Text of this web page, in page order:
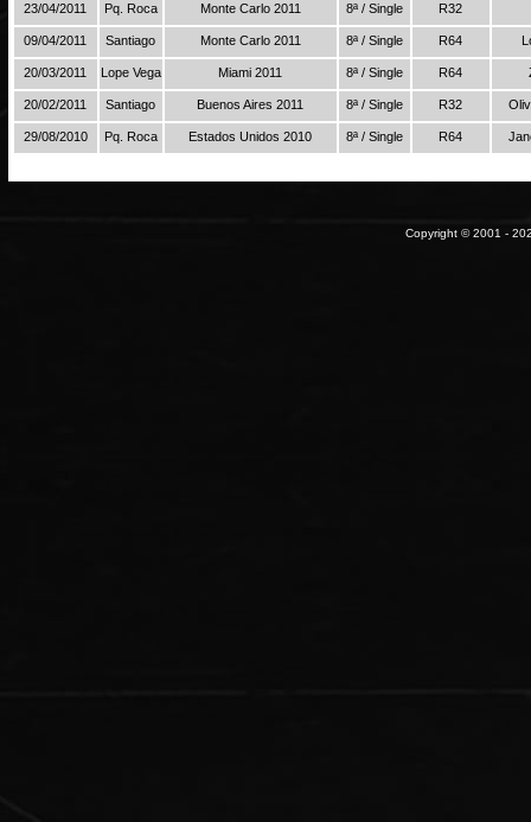
23/04/2011 Pq. Roca Monte Carlo 2011 8ª / Single R32
09/04/2011 Santiago Monte Carlo 2011 8ª / Single R64
20/03/2011 Lope Vega Miami 2011 8ª / Single R64
20/02/2011 Santiago Buenos Aires 2011 8ª / Single R32
29/08/2010 Pq. Roca Estados Unidos 2010 8ª / Single R64
Copyright © 2001 -